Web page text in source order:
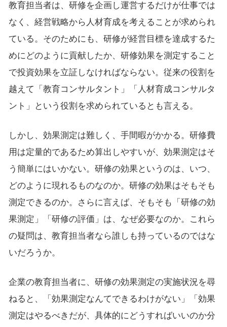
教育担当者は、研修を企画し運営するだけが仕事では
なく、経営戦略から人材育成を考えることが求められ
ている。そのためにも、研修が経営目標を達成するた
めにどのように貢献したか、研修効果を測定すること
で投資効果を立証しなければならない。従来の役割を
越えて「教育コンサルタント」「人材育成コンサルタ
ント」という役割を求められているとも言える。
しかし、効果測定は難しく、手間暇がかかる。研修費
用は定量的であるため算出しやすいが、効果測定はそ
う簡単にはいかない。研修の効果というのは、いつ、
どのように現れるものなのか。研修の効果はそもそも
測定できるのか。さらに言えば、そもそも「研修の効
果測定」「研修の評価」は、なぜ必要なのか。これら
の疑問は、教育担当者なら誰しも持っているのではな
いだろうか。
企業の教育担当者に、研修の効果測定の実施状況を尋
ねると、「効果測定なんてできるわけがない」「効果
測定はやるべきだが、具体的にどうすればいいのか分